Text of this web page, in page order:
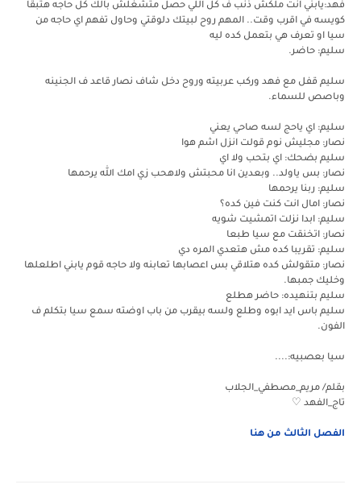
فهد:يابني انت ملكش ذنب ف كل اللي حصل متشغلش بالك كل حاجه هتبقا
كويسه في اقرب وقت.. المهم روح لبيتك دلوقتي وحاول تفهم اي حاجه من
سيا او تعرف هي بتعمل كده ليه
سليم: حاضر.
سليم قفل مع فهد وركب عربيته وروح دخل شاف نصار قاعد ف الجنينه
وباصص للسماء.
سليم: اي ياحج لسه صاحي يعني
نصار: مجليش نوم قولت انزل اشم هوا
سليم بضحك: اي بتحب ولا اي
نصار: بس ياولد.. وبعدين انا محبتش ولاهحب زي امك الله يرحمها
سليم: ربنا يرحمها
نصار: امال انت كنت فين كده؟
سليم: ابدا نزلت اتمشيت شويه
نصار: اتخنقت مع سيا طبعا
سليم: تقريبا كده مش هتعدي المره دي
نصار: متقولش كده هتلاقي بس اعصابها تعابنه ولا حاجه قوم يابني اطلعلها
وخليك جمبها.
سليم بتنهيده: حاضر هطلع
سليم باس ايد ابوه وطلع ولسه بيقرب من باب اوضته سمع سيا بتكلم ف
الفون.
سيا بعصبيه:....
بقلم/ مريم_مصطفي_الجلاب
تاج_الفهد ♡
الفصل الثالث من هنا